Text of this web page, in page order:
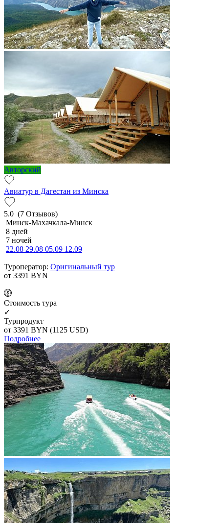
Авторский
Авиатур в Дагестан из Минска
5.0 (7 Отзывов)
Минск-Махачкала-Минск
8 дней
7 ночей
22.08 29.08 05.09 12.09
Туроператор: Оригинальный тур
от 3391 BYN
Cтоимость тура
✓
Турпродукт
от 3391 BYN (1125 USD)
Подробнее